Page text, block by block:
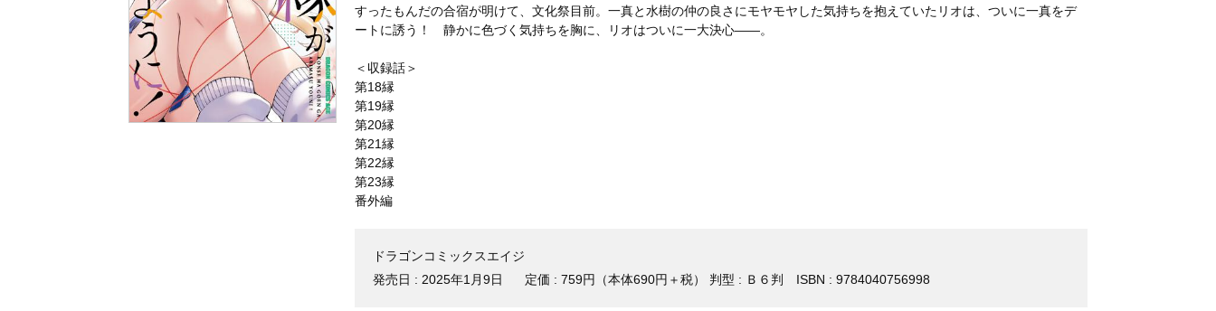
すったもんだの合宿が明けて、文化祭目前。一真と水樹の仲の良さにモヤモヤした気持ちを抱えていたリオは、ついに一真をデ
ートに誘う！ 静かに色づく気持ちを胸に、リオはついに一大決心――。
＜収録話＞
第18縁
第19縁
第20縁
第21縁
第22縁
第23縁
番外編
ドラゴンコミックスエイジ
発売日 : 2025年1月9日 定価 : 759円（本体690円＋税） 判型 : Ｂ６判 ISBN : 9784040756998